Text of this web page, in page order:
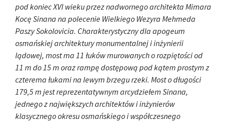
pod koniec XVI wieku przez nadwornego architekta Mimara
Kocę Sinana na polecenie Wielkiego Wezyra Mehmeda
Paszy Sokolovicia. Charakterystyczny dla apogeum
osmańskiej architektury monumentalnej i inżynierii
lądowej, most ma 11 łuków murowanych o rozpiętości od
11 m do 15 m oraz rampę dostępową pod kątem prostym z
czterema łukami na lewym brzegu rzeki. Most o długości
179,5 m jest reprezentatywnym arcydziełem Sinana,
jednego z największych architektów i inżynierów
klasycznego okresu osmańskiego i współczesnego